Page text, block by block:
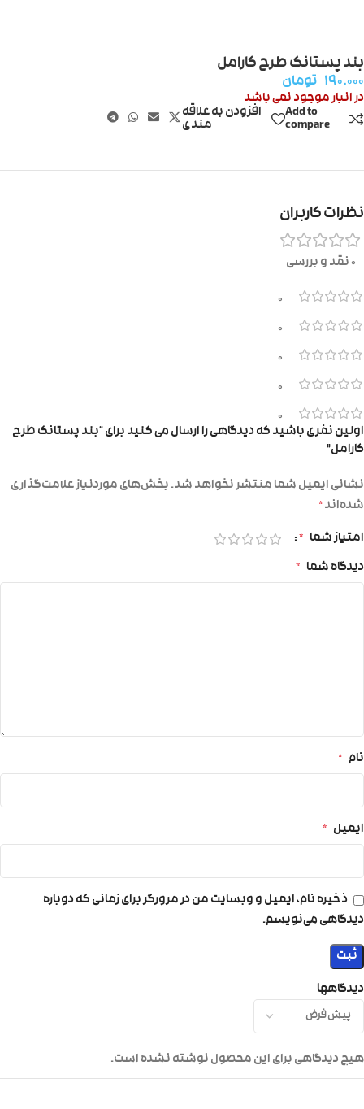
بند پستانک طرح کارامل
۱۹۰.۰۰۰ تومان
در انبار موجود نمی باشد
Add to
compare
افزودن به علاقه
مندی
نظرات کاربران
0 نقد و بررسی
0
0
0
0
0
دیدگاهها
هیچ دیدگاهی برای این محصول نوشته نشده است.
اولین نفری باشید که دیدگاهی را ارسال می کنید برای “بند پستانک طرح
کارامل”
نشانی ایمیل شما منتشر نخواهد شد.بخش‌های موردنیاز علامت‌گذاری
شده‌اند*
امتیاز شما *
دیدگاه شما *
نام *
ایمیل *
ذخیره نام، ایمیل و وبسایت من در مرورگر برای زمانی که دوباره
دیدگاهی می‌نویسم.